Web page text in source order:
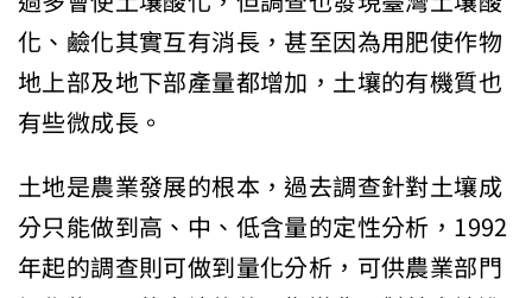
化、鹼化其實互有消長，甚至因為用肥使作物
地上部及地下部產量都增加，土壤的有機質也
有些微成長。
土地是農業發展的根本，過去調查針對土壤成
分只能做到高、中、低含量的定性分析，1992
年起的調查則可做到量化分析，可供農業部門